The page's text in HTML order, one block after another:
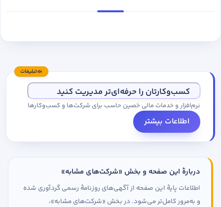
تبلیغات
کسب‌وکارتان را حرفه‌ای‌تر مدیریت کنید
نرم‌افزار و خدمات مالی حَصین حاسب برای شرکت‌ها و کسب‌وکارها
اطلاعات بیشتر
دربارهٔ این صفحه و بخش «شرکت‌های مشابه»
اطلاعات پایهٔ این صفحه از آگهی‌های روزنامهٔ رسمی گردآوری شده
و به‌مرور کامل‌تر می‌شود. در بخش «شرکت‌های مشابه»،